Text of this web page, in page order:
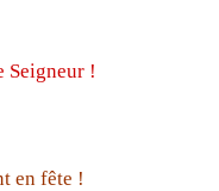
Seigneur !
en fête !